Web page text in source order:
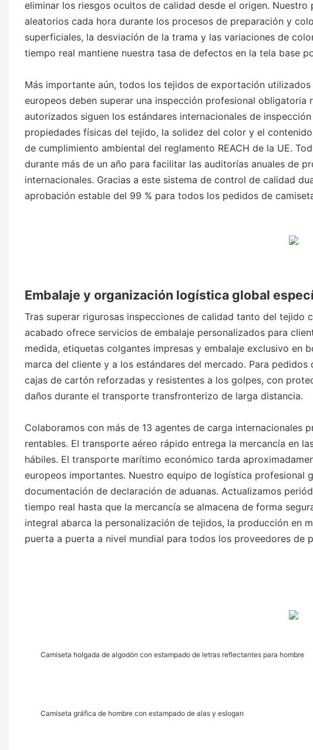
eliminar los riesgos ocultos de calidad desde el origen.
aleatorios cada hora durante los procesos de preparación y
superficiales, la desviación de la trama y las variaciones de
tiempo real mantiene nuestra tasa de defectos en la tela base
Más importante aún, todos los tejidos de exportación
europeos deben superar una inspección profesional
autorizados siguen los estándares internacionales de
propiedades físicas del tejido, la solidez del color y el
de cumplimiento ambiental del reglamento REACH de la UE.
durante más de un año para facilitar las auditorías anuales de
internacionales. Gracias a este sistema de control de calidad
aprobación estable del 99 % para todos los pedidos de
Embalaje y organización logística global
Tras superar rigurosas inspecciones de calidad tanto del
acabado ofrece servicios de embalaje personalizados para
medida, etiquetas colgantes impresas y embalaje exclusivo en
marca del cliente y a los estándares del mercado. Para
cajas de cartón reforzadas y resistentes a los golpes, con
daños durante el transporte transfronterizo de larga distancia.
Colaboramos con más de 13 agentes de carga internacionales
rentables. El transporte aéreo rápido entrega la mercancía en
hábiles. El transporte marítimo económico tarda
europeos importantes. Nuestro equipo de logística profesional
documentación de declaración de aduanas. Actualizamos
tiempo real hasta que la mercancía se almacena de forma
integral abarca la personalización de tejidos, la producción en
puerta a puerta a nivel mundial para todos los proveedores de
Camiseta holgada de algodón con estampado de letras reflectantes para hombre
Camiseta gráfica de hombre con estampado de alas y eslogan